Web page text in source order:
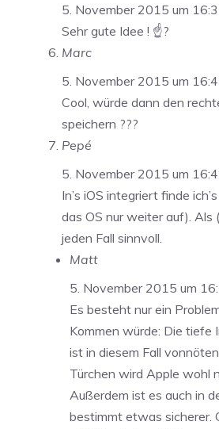
5. November 2015 um
Sehr gute Idee ! ☝?️
Marc
5. November 2015 um
Cool, würde dann den
speichern ???
Pepé
5. November 2015 um
In’s iOS integriert finde
das OS nur weiter auf). Als
jeden Fall sinnvoll.
Matt
5. November 2015 um
Es besteht nur ein
Kommen würde: Die tiefe
ist in diesem Fall
Türchen wird Apple wohl
Außerdem ist es auch in
bestimmt etwas sicherer.